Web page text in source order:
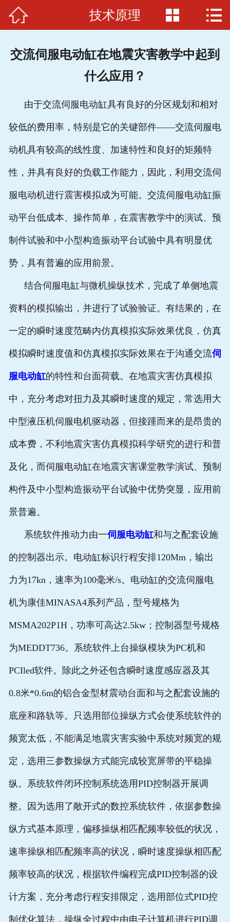
首页
招贤纳士
联系我们
 技术原理  
交流伺服电动缸在地震灾害教学中起到
什么应用？
由于交流伺服电动缸具有良好的分区规划和相对
较低的费用率，特别是它的关键部件——交流伺服电
动机具有较高的线性度、加速特性和良好的矩频特
性，并具有良好的负载工作能力，因此，利用交流伺
服电动机进行震害模拟成为可能。交流伺服电动缸振
动平台低成本、操作简单，在震害教学中的演试、预
制件试验和中小型构造振动平台试验中具有明显优
势，具有普遍的应用前景。
结合伺服电缸与微机操纵技术，完成了单侧地震
资料的模拟输出，并进行了试验验证。有结果的，在
一定的瞬时速度范畴内仿真模拟实际效果优良，仿真
模拟瞬时速度值和仿真模拟实际效果在于沟通交流伺
服电动缸的特性和台面荷载。在地震灾害仿真模拟
中，充分考虑对扭力及其瞬时速度的规定，常选用大
中型液压机伺服电机驱动器，但接踵而来的是昂贵的
成本费，不利地震灾害仿真模拟科学研究的进行和普
及化，而伺服电动缸在地震灾害课堂教学演试、预制
构件及中小型构造振动平台试验中优势突显，应用前
景普遍。
系统软件推动力由一伺服电动缸和与之配套设施
的控制器出示。电动缸标识行程安排120Mm，输出
力为17kn，速率为100毫米/s。电动缸的交流伺服电
机为康佳MINASA4系列产品，型号规格为
MSMA202P1H，功率可高达2.5kw；控制器型号规格
为MEDDT736。系统软件上台操纵模块为PC机和
PCIled软件。除此之外还包含瞬时速度感应器及其
0.8米*0.6m的铝合金型材震动台面和与之配套设施的
底座和路轨等。只选用部位操纵方式会使系统软件的
频宽太低，不能满足地震灾害实验中系统对频宽的规
定，选用三参数操纵方式能完成较宽屏带的平稳操
纵。系统软件闭环控制系统选用PID控制器开展调
整。因为选用了敞开式的数控系统软件，依据参数操
纵方式基本原理，偏移操纵相匹配频率较低的状况，
速率操纵相匹配频率高的状况，瞬时速度操纵相匹配
频率较高的状况，根据软件编程完成PID控制器的设
计方案，充分考虑行程安排限定，选用部位式PID控
制优化算法，操纵全过程中由电子计算机进行PID调